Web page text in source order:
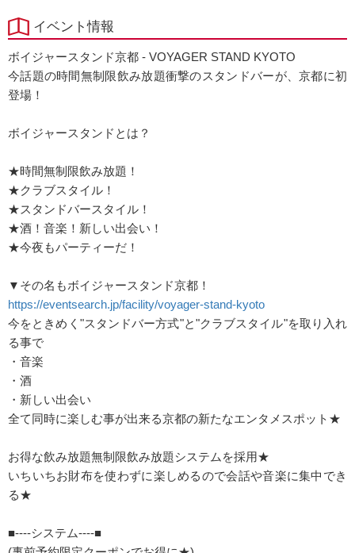
イベント情報
ボイジャースタンド京都 - VOYAGER STAND KYOTO
今話題の時間無制限飲み放題衝撃のスタンドバーが、京都に初
登場！
ボイジャースタンドとは？
★時間無制限飲み放題！
★クラブスタイル！
★スタンドバースタイル！
★酒！音楽！新しい出会い！
★今夜もパーティーだ！
▼その名もボイジャースタンド京都！
https://eventsearch.jp/facility/voyager-stand-kyoto
今をときめく"スタンドバー方式"と"クラブスタイル"を取り入れ
る事で
・音楽
・酒
・新しい出会い
全て同時に楽しむ事が出来る京都の新たなエンタメスポット★
お得な飲み放題無制限飲み放題システムを採用★
いちいちお財布を使わずに楽しめるので会話や音楽に集中でき
る★
■----システム----■